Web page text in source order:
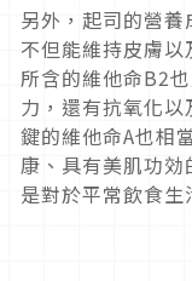
另外，起司的營養
不但能維持皮膚
所含的維他命B2
力，還有抗氧化
鍵的維他命A也相
康、具有美肌功効
是對於平常飲食生